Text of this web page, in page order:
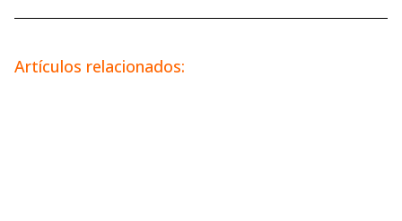
Artículos relacionados: